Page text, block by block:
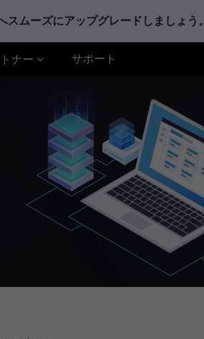
ムーズにアップグレードしましょう。
ナー サポート